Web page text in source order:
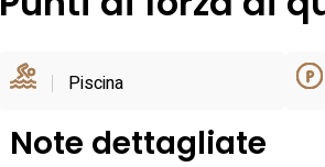
Piscina
Note dettagliate